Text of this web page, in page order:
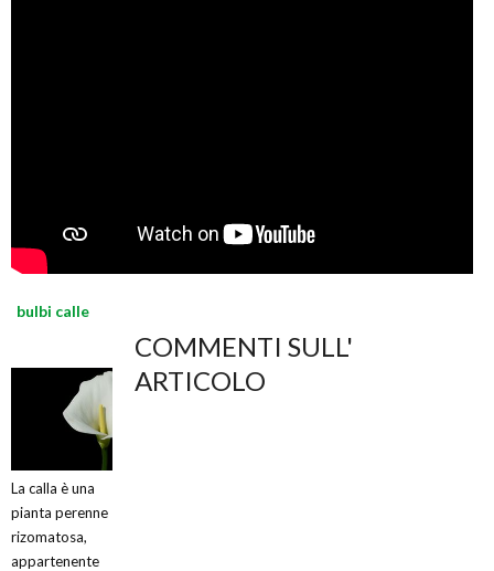
bulbi calle
La calla è una
pianta perenne
rizomatosa,
appartenente
COMMENTI SULL'
ARTICOLO